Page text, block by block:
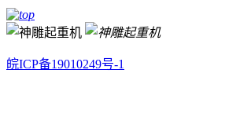
皖ICP备19010249号-1